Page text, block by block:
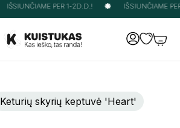
IŠSIUNČIAME PER 1-2D.D.! IŠSIUNČIAME
Keturių skyrių keptuvė 'Heart'